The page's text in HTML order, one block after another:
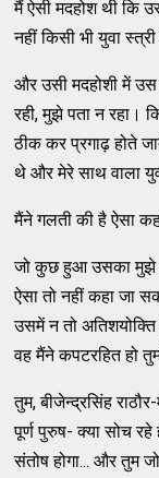
मैं ऐसी मदहोश थी कि
नहीं किसी भी युवा
और उसी मदहोशी में
रही, मुझे पता न रहा।
ठीक कर प्रगाढ़ होते
थे और मेरे साथ वाला
मैंने गलती की है ऐसा
जो कुछ हुआ उसका मुझे
ऐसा तो नहीं कहा जा
उसमें न तो
वह मैंने कपटरहित हो
तुम, बीजेन्द्रसिंह
पूर्ण पुरुष- क्या सोच रहे
संतोष होगा... और तुम